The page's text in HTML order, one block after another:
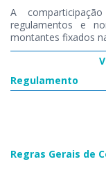
A
regulamentos e
montantes fixados
Regulamento​
Regras Gerais de